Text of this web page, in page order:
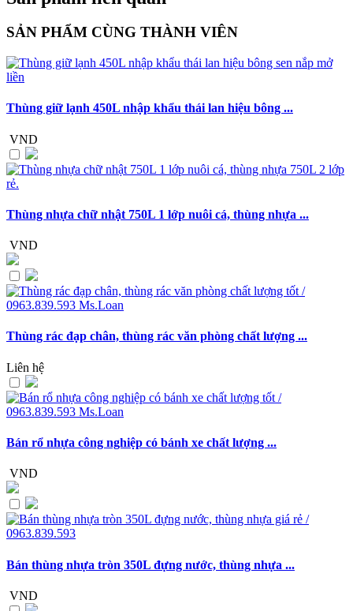
SẢN PHẨM CÙNG THÀNH VIÊN
Thùng giữ lạnh 450L nhập khẩu thái lan hiệu bông ...
VND
Thùng nhựa chữ nhật 750L 1 lớp nuôi cá, thùng nhựa ...
VND
Thùng rác đạp chân, thùng rác văn phòng chất lượng ...
Liên hệ
Bán rổ nhựa công nghiệp có bánh xe chất lượng ...
VND
Bán thùng nhựa tròn 350L đựng nước, thùng nhựa ...
VND